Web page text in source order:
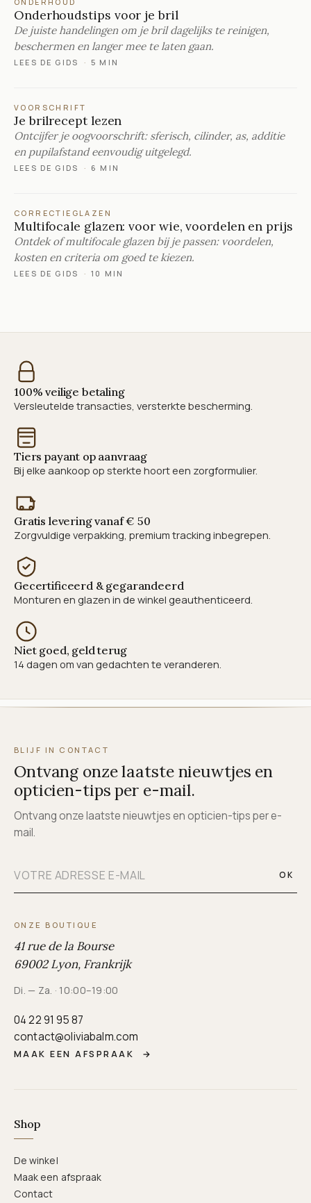
Onderhoudstips voor je bril
De juiste handelingen om je bril dagelijks te reinigen,
beschermen en langer mee te laten gaan.
LEES DE GIDS · 5 MIN
VOORSCHRIFT
Je brilrecept lezen
Ontcijfer je oogvoorschrift: sferisch, cilinder, as, additie
en pupilafstand eenvoudig uitgelegd.
LEES DE GIDS · 6 MIN
CORRECTIEGLAZEN
Multifocale glazen: voor wie, voordelen en prijs
Ontdek of multifocale glazen bij je passen: voordelen,
kosten en criteria om goed te kiezen.
LEES DE GIDS · 10 MIN
100% veilige betaling
Versleutelde transacties, versterkte bescherming.
Tiers payant op aanvraag
Bij elke aankoop op sterkte hoort een zorgformulier.
Gratis levering vanaf € 50
Zorgvuldige verpakking, premium tracking inbegrepen.
Gecertificeerd & gegarandeerd
Monturen en glazen in de winkel geauthenticeerd.
Niet goed, geld terug
14 dagen om van gedachten te veranderen.
BLIJF IN CONTACT
Ontvang onze laatste nieuwtjes en
opticien-tips per e-mail.
Ontvang onze laatste nieuwtjes en opticien-tips per e-
mail.
OK
ONZE BOUTIQUE
41 rue de la Bourse
69002 Lyon, Frankrijk
Di. — Za. · 10:00–19:00
04 22 91 95 87
contact@oliviabalm.com
MAAK EEN AFSPRAAK →
Shop
De winkel
Maak een afspraak
Contact